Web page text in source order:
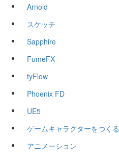
Arnold
スケッチ
Sapphire
FumeFX
tyFlow
Phoenix FD
UE5
ゲームキャラクターをつくる
アニメーション